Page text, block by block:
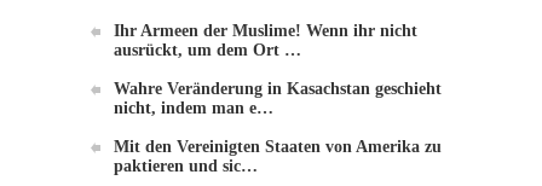
Ihr Armeen der Muslime! Wenn ihr nicht
ausrückt, um dem Ort …
Wahre Veränderung in Kasachstan geschieht
nicht, indem man e…
Mit den Vereinigten Staaten von Amerika zu
paktieren und sic…